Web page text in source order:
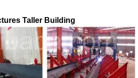
Taller Building